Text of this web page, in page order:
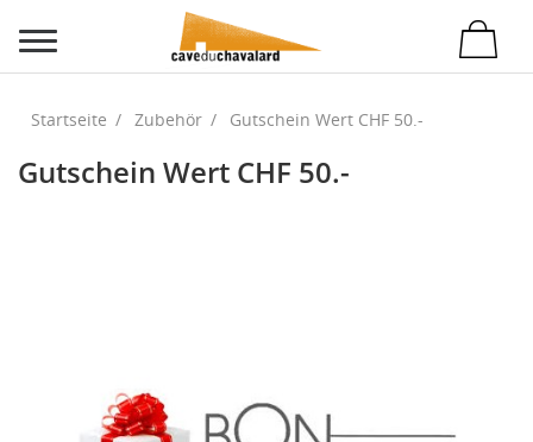
Startseite Zubehör Gutschein Wert CHF 50.-
Gutschein Wert CHF 50.-